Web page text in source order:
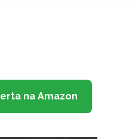
na Amazon